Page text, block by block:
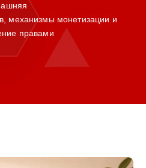
механизмы монетизации и
правами